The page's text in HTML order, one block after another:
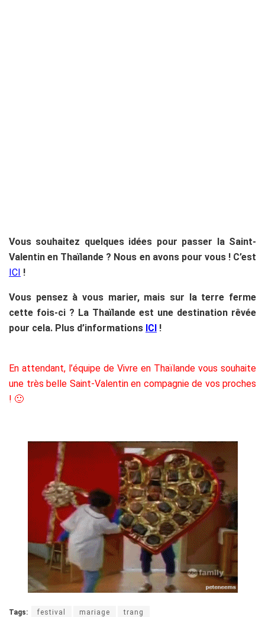
Vous souhaitez quelques idées pour passer la Saint-
Valentin en Thaïlande ? Nous en avons pour vous ! C’est
ICI !
Vous pensez à vous marier, mais sur la terre ferme
cette fois-ci ? La Thaïlande est une destination rêvée
pour cela. Plus d’informations ICI !
En attendant, l’équipe de Vivre en Thaïlande vous souhaite
une très belle Saint-Valentin en compagnie de vos proches
! 🙂
Tags: festival mariage trang